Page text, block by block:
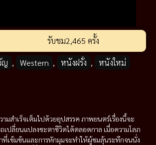
รับชม2,465 ครั้ง
ญ , Western , หนังฝรั่ง , หนังใหม่
มสำเร็จเต็มไปด้วยอุปสรรค ภาพยนตร์เรื่องนี้จะ
เปลี่ยนแปลงชะตาชีวิตได้ตลอดกาล เมื่อความโลภ
ที่เข้มข้นและการหักมุมจะทำให้ผู้ชมลุ้นระทึกจนนั่ง